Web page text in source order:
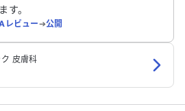
す。
レビュー➔公開
皮膚科